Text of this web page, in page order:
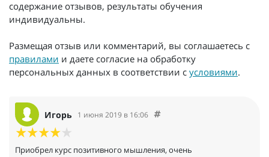
содержание отзывов, результаты обучения
индивидуальны.
Размещая отзыв или комментарий, вы соглашаетесь с
правилами и даете согласие на обработку
персональных данных в соответствии с условиями.
Игорь 1 июня 2019 в 16:06
Приобрел курс позитивного мышления, очень